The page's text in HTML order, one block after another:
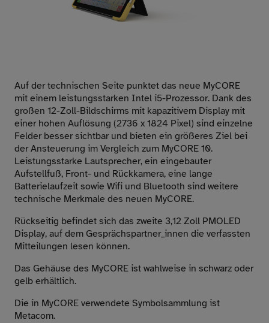
Auf der technischen Seite punktet das neue MyCORE
mit einem leistungsstarken Intel i5-Prozessor. Dank des
großen 12-Zoll-Bildschirms mit kapazitivem Display mit
einer hohen Auflösung (2736 x 1824 Pixel) sind einzelne
Felder besser sichtbar und bieten ein größeres Ziel bei
der Ansteuerung im Vergleich zum MyCORE 10.
Leistungsstarke Lautsprecher, ein eingebauter
Aufstellfuß, Front- und Rückkamera, eine lange
Batterielaufzeit sowie Wifi und Bluetooth sind weitere
technische Merkmale des neuen MyCORE.
Rückseitig befindet sich das zweite 3,12 Zoll PMOLED
Display, auf dem Gesprächspartner_innen die verfassten
Mitteilungen lesen können.
Das Gehäuse des MyCORE ist wahlweise in schwarz oder
gelb erhältlich.
Die in MyCORE verwendete Symbolsammlung ist
Metacom.